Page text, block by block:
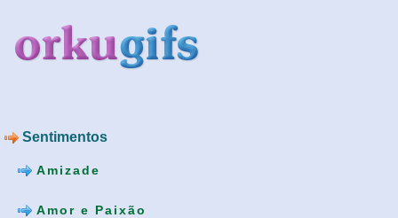
Sentimentos
Amizade
Amor e Paixão